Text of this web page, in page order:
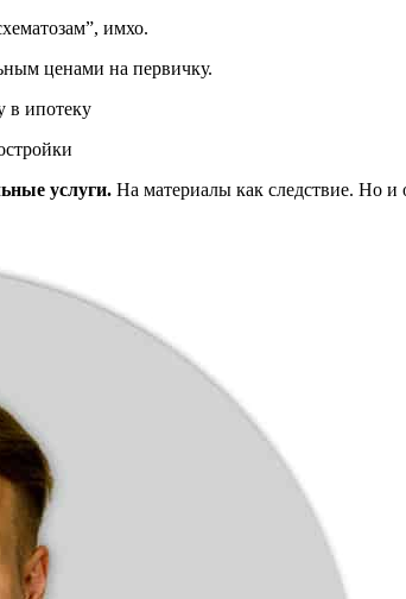
имхо.
ценами на первичку.
в ипотеку
услуги. На материалы как следствие. Но и